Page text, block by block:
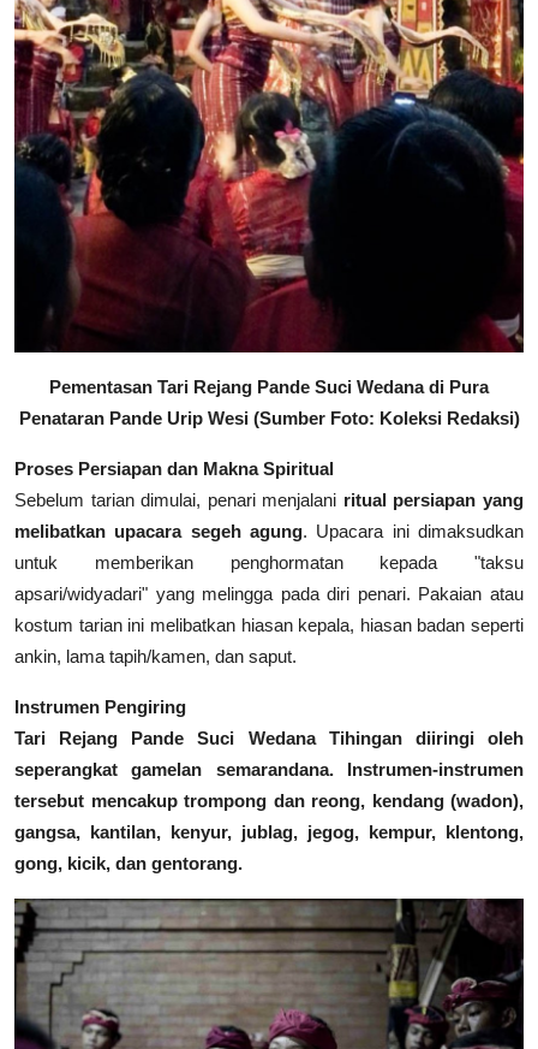
Pementasan Tari Rejang Pande Suci Wedana di Pura
Penataran Pande Urip Wesi (Sumber Foto: Koleksi Redaksi)
Proses Persiapan dan Makna Spiritual
Sebelum tarian dimulai, penari menjalani ritual persiapan yang
melibatkan upacara segeh agung. Upacara ini dimaksudkan
untuk memberikan penghormatan kepada "taksu
apsari/widyadari" yang melingga pada diri penari. Pakaian atau
kostum tarian ini melibatkan hiasan kepala, hiasan badan seperti
ankin, lama tapih/kamen, dan saput.
Instrumen Pengiring
Tari Rejang Pande Suci Wedana Tihingan
diiringi oleh
seperangkat gamelan semarandana. Instrumen-instrumen
tersebut mencakup trompong dan reong, kendang (wadon),
gangsa, kantilan, kenyur, jublag, jegog, kempur, klentong,
gong, kicik, dan gentorang.